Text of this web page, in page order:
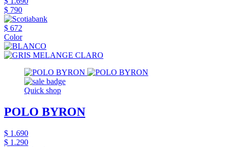
$ 790
$ 672
Color
Quick shop
POLO BYRON
$ 1.690
$ 1.290